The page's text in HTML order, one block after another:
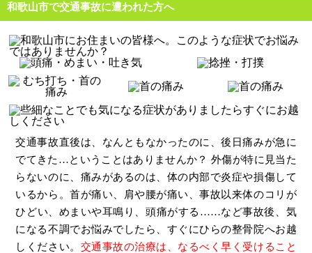
和歌山市で交通事故に遭われた方へ
交通事故直後は、なんともなかったのに、後日痛みが急に
でてきた…ということはありませんか？ 外傷が特に見当た
らないのに、痛みがあるのは、体の内部で炎症や損傷して
いるから。首が痛い、肩や腰が痛い、事故以来体のコリが
ひどい、めまいや耳鳴り、頭痛がする……など事故後、気
になる不調でお悩みでしたら、すぐにひらの整骨院へお越
しください。 交通事故の治療は、なるべく早く受けること